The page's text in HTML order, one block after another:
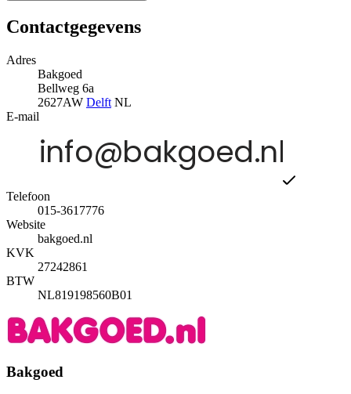
Contactgegevens
Adres
Bakgoed
Bellweg 6a
2627AW Delft NL
E-mail
Telefoon
015-3617776
Website
bakgoed.nl
KVK
27242861
BTW
NL819198560B01
Bakgoed